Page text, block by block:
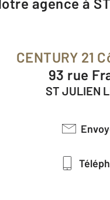
CENTURY
93 rue
ST JULIEN